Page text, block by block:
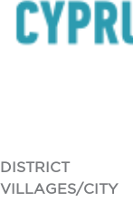
DISTRICT
VILLAGES/CITY